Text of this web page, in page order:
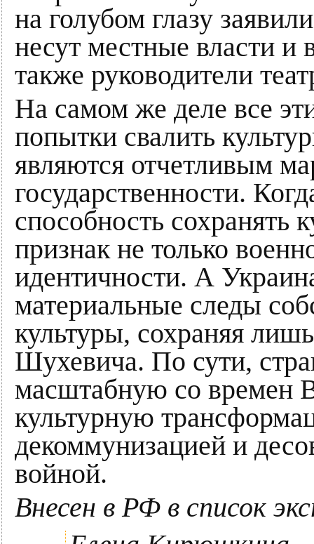
на голубом глазу
несут местные власти и
также руководители
На самом же деле все
попытки свалить
являются отчетливым
государственности.
способность сохранять
признак не только
идентичности. А
материальные следы
культуры, сохраняя
Шухевича. По сути,
масштабную со времен
культурную
декоммунизацией и
войной.
Внесен в РФ в список